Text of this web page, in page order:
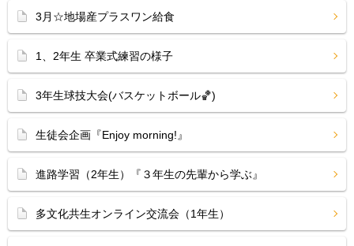
3月☆地場産プラスワン給食
1、2年生 卒業式練習の様子
3年生球技大会(バスケットボール🏀)
生徒会企画『Enjoy morning!』
進路学習（2年生）『３年生の先輩から学ぶ』
多文化共生オンライン交流会（1年生）